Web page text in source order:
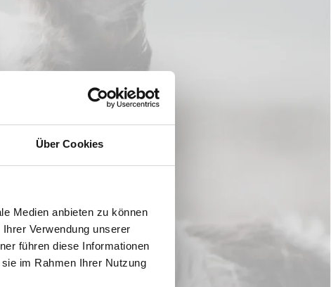
Über Cookies
Medien anbieten zu können
Verwendung unserer
führen diese Informationen
im Rahmen Ihrer Nutzung